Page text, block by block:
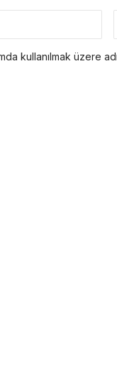
kullanılmak üzere